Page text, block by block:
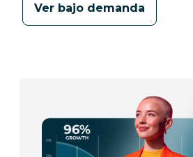
Ver bajo demanda